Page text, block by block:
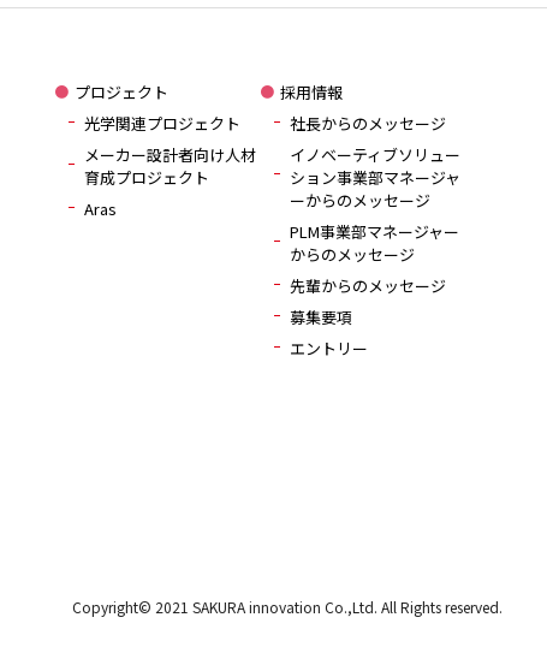
プロジェクト
光学関連プロジェクト
メーカー設計者向け人材
育成プロジェクト
Aras
採用情報
社長からのメッセージ
イノベーティブソリュー
ション事業部マネージャ
ーからのメッセージ
PLM事業部マネージャー
からのメッセージ
先輩からのメッセージ
募集要項
エントリー
Copyright© 2021 SAKURA innovation Co.,Ltd. All Rights reserved.